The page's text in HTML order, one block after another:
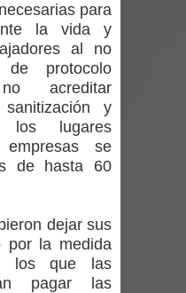
críticas contra
por dejar fuera a
la cara”
Social y Familia
durante la
para
la vida y
al no
de protocolo
acreditar
y
los lugares
se
de hasta 60
dejar sus
por la medida
los que las
pagar las